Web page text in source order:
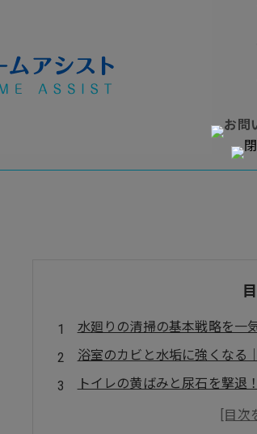
水廻りの清掃の基本戦略を一
浴室のカビと水垢に強くなる
トイレの黄ばみと尿石を撃退！
キッチンシンクや蛇口周りの